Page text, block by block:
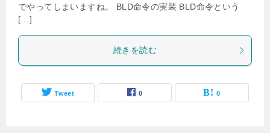
でやってしまいますね。 BLD命令の実装 BLD命令という
[…]
続きを読む
Tweet 0 0